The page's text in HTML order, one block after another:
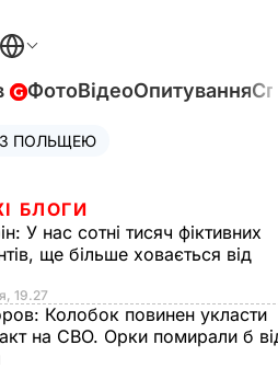
ФотоВідеоОпитування
ПОЛЬЩЕЮ
БЛОГИ
У нас сотні тисяч фіктивних
ще більше ховається від
19.27
Колобок повинен укласти
на СВО. Орки помирали б